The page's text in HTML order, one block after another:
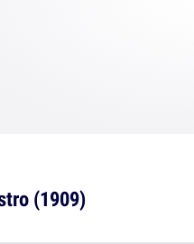
(1909)